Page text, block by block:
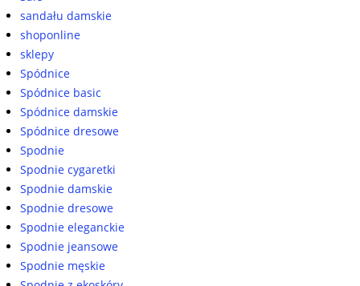
sandału damskie
shoponline
sklepy
Spódnice
Spódnice basic
Spódnice damskie
Spódnice dresowe
Spodnie
Spodnie cygaretki
Spodnie damskie
Spodnie dresowe
Spodnie eleganckie
Spodnie jeansowe
Spodnie męskie